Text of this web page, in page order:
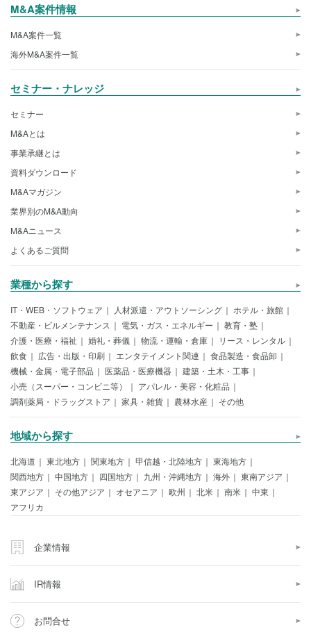
M&A案件情報
M&A案件一覧
海外M&A案件一覧
セミナー・ナレッジ
セミナー
M&Aとは
事業承継とは
資料ダウンロード
M&Aマガジン
業界別のM&A動向
M&Aニュース
よくあるご質問
業種から探す
IT・WEB・ソフトウェア 人材派遣・アウトソーシング
ホテル・旅館
不動産・ビルメンテナンス
電気・ガス・エネルギー
教育・塾
介護・医療・福祉
婚礼・葬儀 物流・運輸・倉庫
リース・レンタル
飲食
広告・出版・印刷 エンタテイメント関連
食品製造・食品卸
機械・金属・電子部品
医薬品・医療機器
建築・土木・工事
小売（スーパー・コンビニ等）
アパレル・美容・化粧品
調剤薬局・ドラッグストア
家具・雑貨 農林水産 その他
地域から探す
北海道 東北地方 関東地方 甲信越・北陸地方
東海地方
関西地方
中国地方 四国地方 九州・沖縄地方 海外
東南アジア
東アジア
その他アジア オセアニア 欧州 北米 南米
中東
アフリカ
企業情報
IR情報
お問合せ